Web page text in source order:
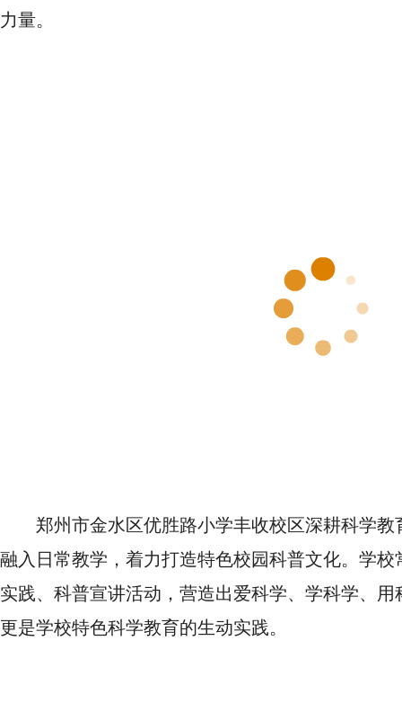
力量。
郑州市金水区优胜路小学丰收校区深耕科学
融入日常教学，着力打造特色校园科普文化。学
实践、科普宣讲活动，营造出爱科学、学科学、
更是学校特色科学教育的生动实践。